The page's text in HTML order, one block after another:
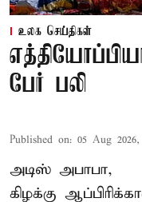
உலக செய்திகள்
பேர் பலி
Published on: 05 Aug
அடிஸ் அபாபா,
கிழக்கு